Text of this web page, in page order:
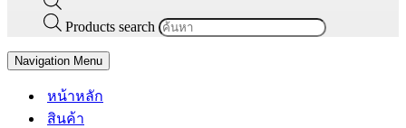
Products search
Navigation Menu
หน้าหลัก
สินค้า